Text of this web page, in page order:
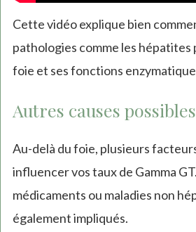
Cette vidéo explique bien
pathologies comme les
foie et ses fonctions
Autres causes possibles
Au-delà du foie, plusieurs
influencer vos taux de Gamma
médicaments ou maladies non
également impliqués.